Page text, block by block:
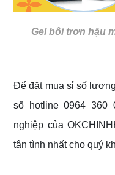
Gel bôi trơn hậu
Để đặt mua sỉ số
số hotline 0964 360
nghiệp của
tận tình nhất cho quý